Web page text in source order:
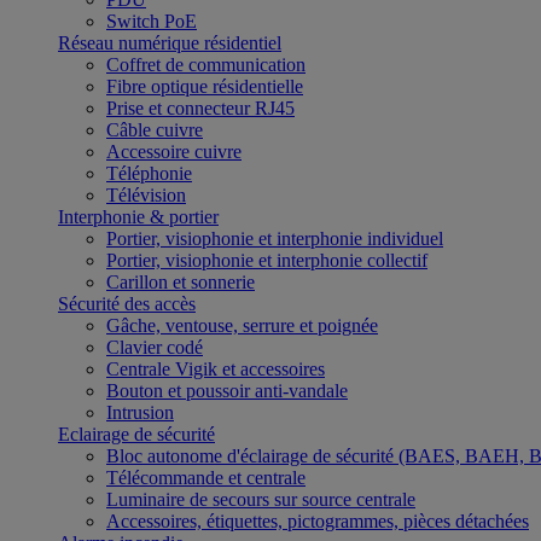
Switch PoE
Réseau numérique résidentiel
Coffret de communication
Fibre optique résidentielle
Prise et connecteur RJ45
Câble cuivre
Accessoire cuivre
Téléphonie
Télévision
Interphonie & portier
Portier, visiophonie et interphonie individuel
Portier, visiophonie et interphonie collectif
Carillon et sonnerie
Sécurité des accès
Gâche, ventouse, serrure et poignée
Clavier codé
Centrale Vigik et accessoires
Bouton et poussoir anti-vandale
Intrusion
Eclairage de sécurité
Bloc autonome d'éclairage de sécurité (BAES,
Télécommande et centrale
Luminaire de secours sur source centrale
Accessoires, étiquettes, pictogrammes, pièces détachées